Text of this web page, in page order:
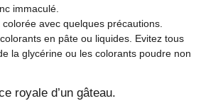
immaculé.
avec quelques précautions.
en pâte ou liquides. Evitez tous
la glycérine ou les colorants poudre non
royale d’un gâteau.